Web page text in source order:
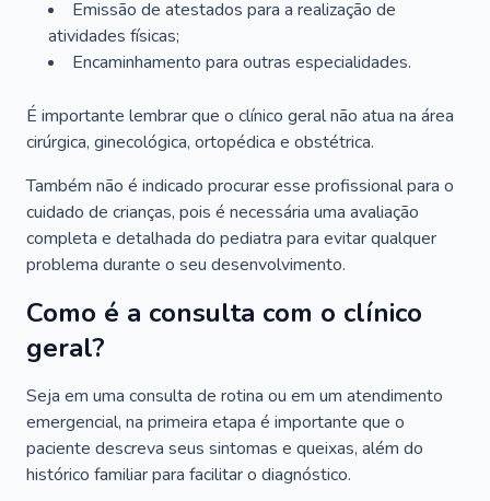
Emissão de atestados para a realização de
atividades físicas;
Encaminhamento para outras especialidades.
É importante lembrar que o clínico geral não atua na área
cirúrgica, ginecológica, ortopédica e obstétrica.
Também não é indicado procurar esse profissional para o
cuidado de crianças, pois é necessária uma avaliação
completa e detalhada do pediatra para evitar qualquer
problema durante o seu desenvolvimento.
Como é a consulta com o clínico
geral?
Seja em uma consulta de rotina ou em um atendimento
emergencial, na primeira etapa é importante que o
paciente descreva seus sintomas e queixas, além do
histórico familiar para facilitar o diagnóstico.